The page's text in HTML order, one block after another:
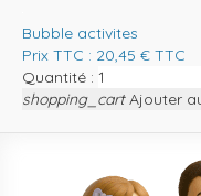
Bubble activites
Prix TTC : 20,45 € TTC
Quantité :
shopping_cart Ajouter